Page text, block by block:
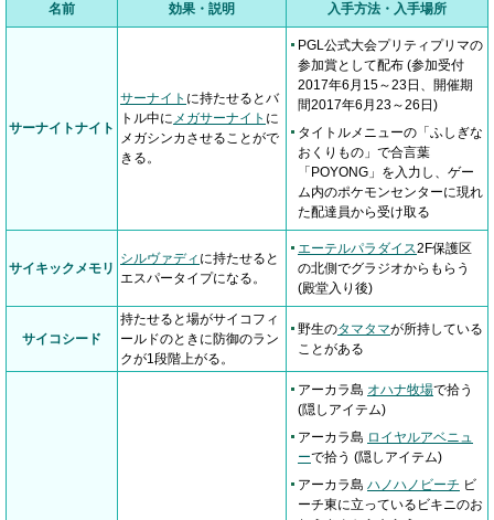
名前 効果・説明 入手方法・入手場所
サーナイトナイト
サーナイト に持たせるとバ
トル中に メガサーナイト に
メガシンカさせることがで
きる。
PGL公式大会プリティプリマの
参加賞として配布 (参加受付
2017年6月15～23日、開催期
間2017年6月23～26日)
タイトルメニューの「ふしぎな
おくりもの」で合言葉
「POYONG」を入力し、ゲー
ム内のポケモンセンターに現れ
た配達員から受け取る
サイキックメモリ
シルヴァディ に持たせると
エスパータイプになる。
エーテルパラダイス2F保護区
の北側でグラジオからもらう
(殿堂入り後)
サイコシード
持たせると場がサイコフィ
ールドのときに防御のラン
クが1段階上がる。
野生のタマタマが所持している
ことがある
アーカラ島 オハナ牧場で拾う
(隠しアイテム)
アーカラ島 ロイヤルアベニュ
ーで拾う (隠しアイテム)
アーカラ島 ハノハノビーチ ビ
ーチ東に立っているビキニのお